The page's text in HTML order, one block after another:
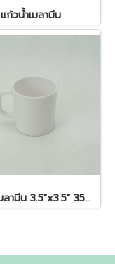
แก้วน้ำเมลามีน
แก้วมัคเมลามีน 3.5"x3.5" 350 ซีซี